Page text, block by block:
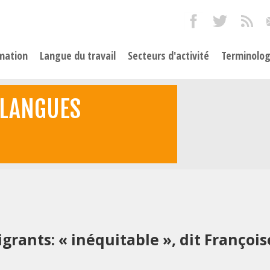
Langue du travail Secteurs d'activité
« inéquitable », dit